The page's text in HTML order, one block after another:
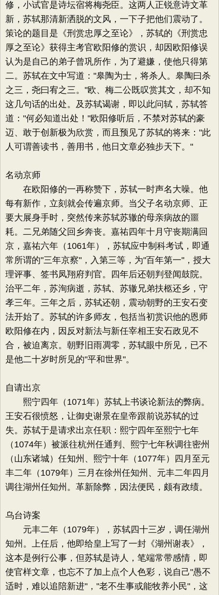
修，小试官是诗坛宿将梅尧臣。这两人正锐意诗文革
新，苏轼那清新洒脱的文风，一下子把他们震动了。
策论的题目是《刑赏忠厚之至论》，苏轼的《刑赏忠
厚之至论》获得主考官欧阳修的赏识，却因欧阳修误
认为是自己的弟子曾巩所作，为了避嫌，使他只得第
二。苏轼在文中写道："皋陶为士，将杀人。皋陶曰杀
之三，尧曰宥之三。"欧、梅二公既叹赏其文，却不知
这几句话的出处。及苏轼谒谢，即以此问轼，苏轼答
道："何必知道出处！"欧阳修听后，不禁对苏轼的豪
迈、敢于创新极为欣赏，而且预见了苏轼的将来："此
人可谓善读书，善用书，他日文章必独步天下。"
名动京师
在欧阳修的一再称赞下，苏轼一时声名大噪。他
每有新作，立刻就会传遍京师。当父子名动京师、正
要大展身手时，突然传来苏轼苏辙的母亲病故的噩
耗。二兄弟随父回乡奔丧。嘉祐四年十月守丧期满回
京，嘉祐六年（1061年），苏轼应中制科考试，即通
常所谓的"三年京察"，入第三等，为"百年第一"，授大
理评事、签书凤翔府判官。四年后还朝判登闻鼓院。
治平二年，苏洵病逝，苏轼、苏辙兄弟扶柩还乡，守
孝三年。三年之后，苏轼还朝，震动朝野的王安石变
法开始了。苏轼的许多师友，包括当初赏识他的恩师
欧阳修在内，因反对新法与新任宰相王安石政见不
合，被迫离京。朝野旧雨凋零，苏轼眼中所见，已不
是他二十岁时所见的"平和世界"。
自请出京
熙宁四年（1071年）苏轼上书谈论新法的弊病。
王安石很愤怒，让御史谢景在皇帝跟前说苏轼的过
失。苏轼于是请求出京任职：熙宁四年至熙宁七年
（1074年）被派往杭州任通判、熙宁七年秋调往密州
（山东诸城）任知州、熙宁十年（1077年）四月至元
丰二年（1079年）三月在徐州任知州、元丰二年四月
调往湖州任知州。革新除弊，因法便民，颇有政绩。
乌台诗案
元丰二年（1079年），苏轼四十三岁，调任湖州
知州。上任后，他即给皇上写了一封《湖州谢表》，
这本是例行公事，但苏轼是诗人，笔端常带感情，即
使官样文章，也忘不了加上点个人色彩，说自己"愚不
适时，难以追陪新进"，"老不生事或能牧养小民"，这